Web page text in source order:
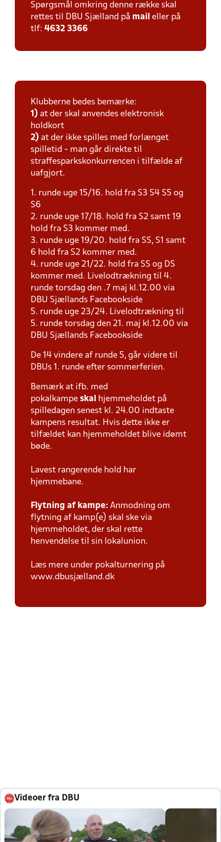
Spørgsmål omkring denne række skal
rettes til DBU Sjælland på mail eller på
tlf: 4632 3366
Klubberne bedes bemærke:
1) at der skal anvendes elektronisk
holdkort
2) at der ikke spilles med forlænget
spilletid - man går direkte til
straffesparkskonkurrencen i tilfælde af
uafgjort.
1. runde uge 15/16. hold fra S3 S4 S5 og
S6
2. runde uge 17/18. hold fra S2 samt 19
hold fra S3 kommer med.
3. runde uge 19/20. hold fra SS, S1 samt
6 hold fra S2 kommer med.
4. runde uge 21/22. hold fra SS og DS
kommer med. Livelodtrækning til 4.
runde torsdag den .7 maj kl.12.00 via
DBU Sjællands Facebookside
5. runde uge 23/24. Livelodtrækning til
5. runde torsdag den 21. maj kl.12.00 via
DBU Sjællands Facebookside
De 14 vindere af runde 5, går videre til
DBUs 1. runde efter sommerferien.
Bemærk at ifb. med
pokalkampe skal
hjemmeholdet på
spilledagen senest kl. 24.00 indtaste
kampens resultat. Hvis dette ikke er
tilfældet kan hjemmeholdet blive idømt
bøde.
Lavest rangerende hold har
hjemmebane.
Flytning af kampe: Anmodning om
flytning af kamp(e) skal ske via
hjemmeholdet, der skal rette
henvendelse til sin lokalunion.
Læs mere under pokalturnering på
www.dbusjælland.dk
Videoer fra DBU